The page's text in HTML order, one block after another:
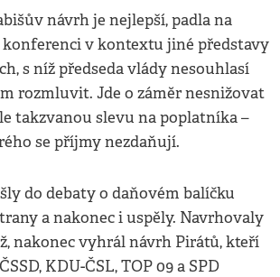
návrh je nejlepší, padla na
v kontextu jiné představy
s níž předseda vlády nesouhlasí
rozmluvit. Jde o záměr nesnižovat
takzvanou slevu na poplatníka –
se příjmy nezdaňují.
do debaty o daňovém balíčku
a nakonec i uspěly. Navrhovaly
nakonec vyhrál návrh Pirátů, kteří
KDU-ČSL, TOP 09 a SPD